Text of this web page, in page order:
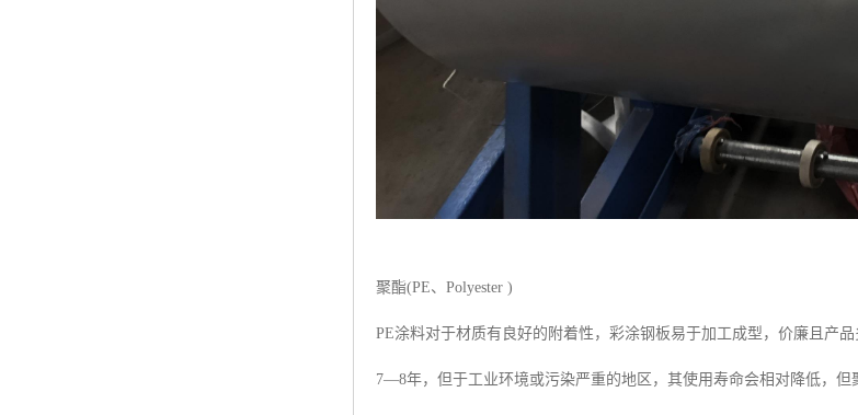
聚酯(PE、Polyester )
PE涂料对于材质有良好的附着性，彩涂钢板易于加工成型，价廉且产
7—8年，但于工业环境或污染严重的地区，其使用寿命会相对降低，